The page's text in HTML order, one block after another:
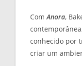
Com Anora,
conhecido por
criar um